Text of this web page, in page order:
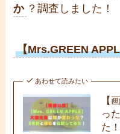
か ？調査しました！
【Mrs.GREEN
あわせて読みたい
【
っ
た！